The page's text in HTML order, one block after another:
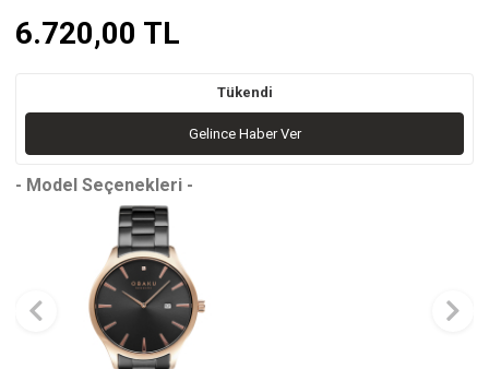
6.720,00 TL
Tükendi
Gelince Haber Ver
- Model Seçenekleri -